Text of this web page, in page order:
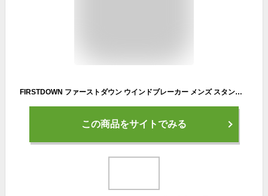
FIRSTDOWN ファーストダウン ウインドブレーカー メンズ スタンド ナイロンジャケット アウトドア ブランド 撥水 透湿 防花粉 UV対策【2B0344】 送料無料 通販A3
この商品をサイトでみる